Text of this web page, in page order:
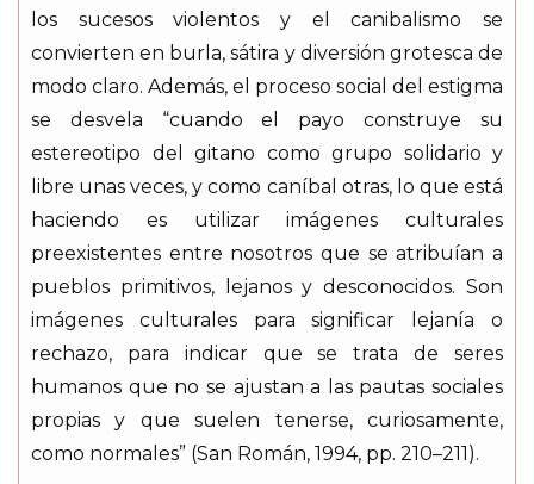
los sucesos violentos y el canibalismo se
convierten en burla, sátira y diversión grotesca de
modo claro. Además, el proceso social del estigma
se desvela “cuando el payo construye su
estereotipo del gitano como grupo solidario y
libre unas veces, y como caníbal otras, lo que está
haciendo es utilizar imágenes culturales
preexistentes entre nosotros que se atribuían a
pueblos primitivos, lejanos y desconocidos. Son
imágenes culturales para significar lejanía o
rechazo, para indicar que se trata de seres
humanos que no se ajustan a las pautas sociales
propias y que suelen tenerse, curiosamente,
como normales” (San Román, 1994, pp. 210–211).